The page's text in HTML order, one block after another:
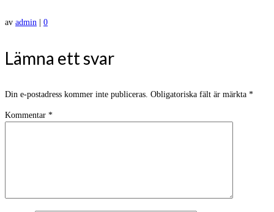
av admin 0
Lämna ett svar
Din e-postadress kommer inte publiceras. Obligatoriska fält är märkta *
Kommentar *